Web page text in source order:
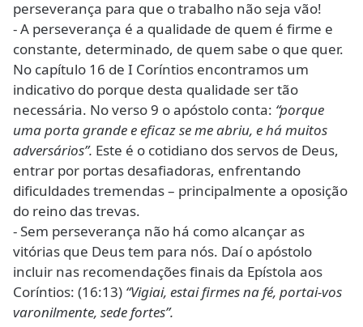
perseverança para que o trabalho não seja vão!
- A perseverança é a qualidade de quem é firme e
constante, determinado, de quem sabe o que quer.
No capítulo 16 de I Coríntios encontramos um
indicativo do porque desta qualidade ser tão
necessária. No verso 9 o apóstolo conta: “porque
uma porta grande e eficaz se me abriu, e há muitos
adversários”. Este é o cotidiano dos servos de Deus,
entrar por portas desafiadoras, enfrentando
dificuldades tremendas – principalmente a oposição
do reino das trevas.
- Sem perseverança não há como alcançar as
vitórias que Deus tem para nós. Daí o apóstolo
incluir nas recomendações finais da Epístola aos
Coríntios: (16:13) “Vigiai, estai firmes na fé, portai-vos
varonilmente, sede fortes”.